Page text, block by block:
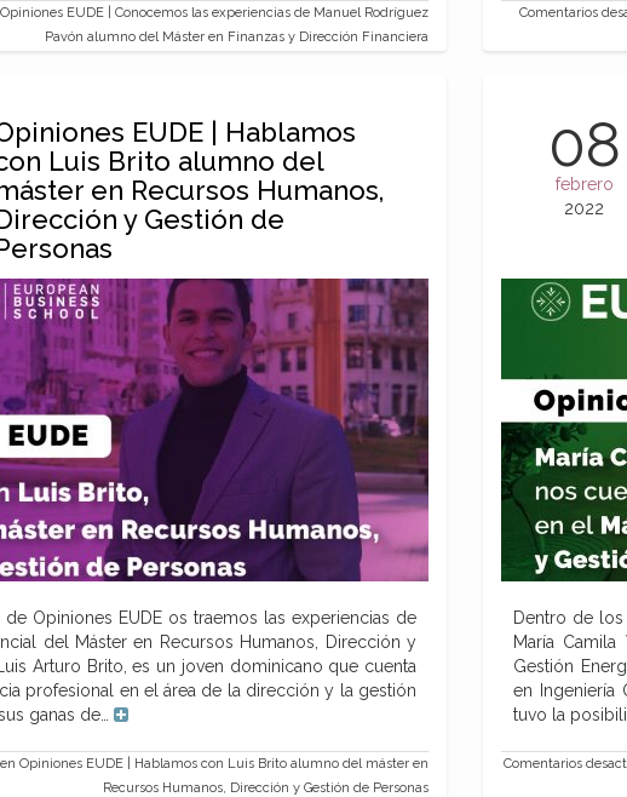
EUDE | Conocemos las experiencias de Manuel Rodríguez
Pavón alumno del Máster en Finanzas y Dirección Financiera
Comentarios
EUDE | Hablamos
Luis Brito alumno del
en Recursos Humanos,
y Gestión de
Opiniones EUDE os traemos las experiencias de
del Máster en Recursos Humanos, Dirección y
Arturo Brito, es un joven dominicano que cuenta
profesional en el área de la dirección y la gestión
ganas de…
en Opiniones EUDE | Hablamos con Luis Brito alumno del máster en
Recursos Humanos, Dirección y Gestión de Personas
08
febrero
2022
Dentro de
María
Gestión
en Ingeniería
tuvo la
Comentarios